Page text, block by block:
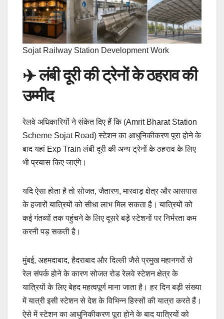
Sojat Railway Station Development Work
✈️ लंबी दूरी की ट्रेनों के ठहराव की
उम्मीद
रेलवे अधिकारियों ने संकेत दिए हैं कि (Amrit Bharat Station
Scheme Sojat Road) स्टेशन का आधुनिकीकरण पूरा होने के
बाद यहां Exp Train लंबी दूरी की अन्य ट्रेनों के ठहराव के लिए
भी प्रयास किए जाएंगे।
यदि ऐसा होता है तो सोजत, जैतारण, मारवाड़ क्षेत्र और आसपास
के हजारों यात्रियों को सीधा लाभ मिल सकता है। यात्रियों को
कई गंतव्यों तक पहुंचने के लिए दूसरे बड़े स्टेशनों पर निर्भरता कम
करनी पड़ सकती है।
मुंबई, अहमदाबाद, हैदराबाद और दिल्ली जैसे प्रमुख महानगरों से
रेल संपर्क होने के कारण सोजत रोड रेलवे स्टेशन क्षेत्र के
यात्रियों के लिए बेहद महत्वपूर्ण माना जाता है। हर दिन बड़ी संख्या
में यात्री इसी स्टेशन से देश के विभिन्न हिस्सों की यात्रा करते हैं।
ऐसे में स्टेशन का आधुनिकीकरण पूरा होने के बाद यात्रियों को